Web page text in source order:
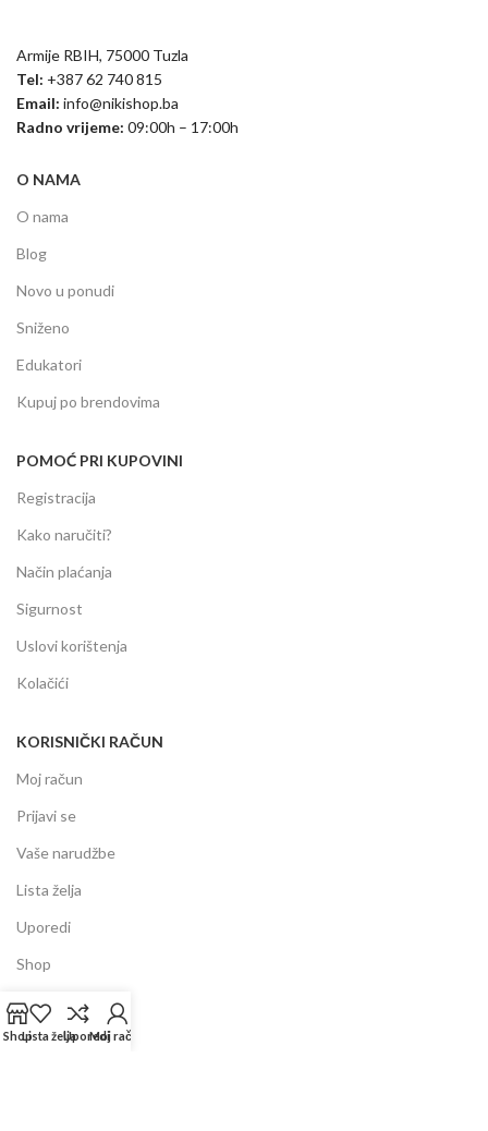
Armije RBIH, 75000 Tuzla
Tel: +387 62 740 815
Email: info@nikishop.ba
Radno vrijeme: 09:00h – 17:00h
O NAMA
O nama
Blog
Novo u ponudi
Sniženo
Edukatori
Kupuj po brendovima
POMOĆ PRI KUPOVINI
Registracija
Kako naručiti?
Način plaćanja
Sigurnost
Uslovi korištenja
Kolačići
KORISNIČKI RAČUN
Moj račun
Prijavi se
Vaše narudžbe
Lista želja
Uporedi
Shop
INFORMACIJE
ShopLista željaUporediMoj račun